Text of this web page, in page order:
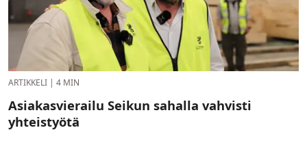
ARTIKKELI | 4 MIN
Asiakasvierailu Seikun sahalla vahvisti
yhteistyötä